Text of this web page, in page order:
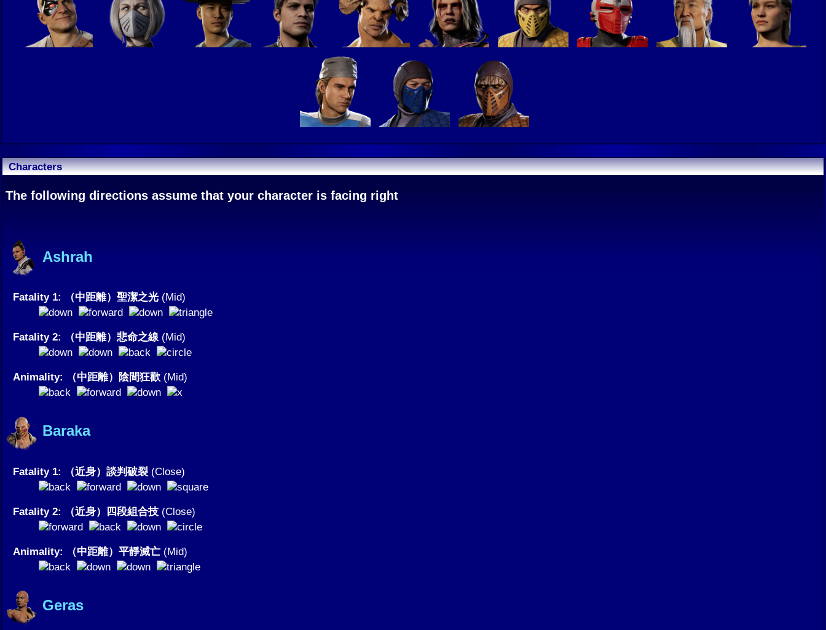
Characters
The following directions assume that your character is facing right
Ashrah
Fatality 1: （中距離）聖潔之光 (Mid)
Fatality 2: （中距離）悲命之線(Mid)
Animality: （中距離）陰間狂歡 (Mid)
Baraka
Fatality 1: （近身）談判破裂 (Close)
Fatality 2: （近身）四段組合技 (Close)
Animality: （中距離）平靜滅亡 (Mid)
Geras